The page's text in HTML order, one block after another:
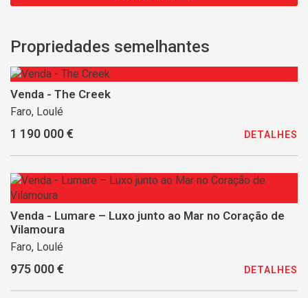
Propriedades semelhantes
Venda - The Creek
Faro, Loulé
1 190 000 € DETALHES
Venda - Lumare – Luxo junto ao Mar no Coração de
Vilamoura
Faro, Loulé
975 000 € DETALHES